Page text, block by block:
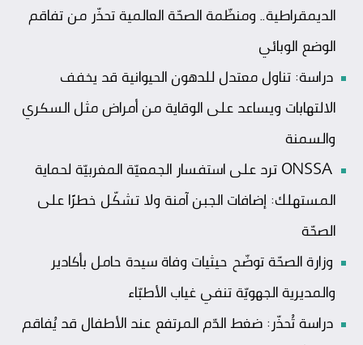
الديمقراطية.. ومنظّمة الصحّة العالمية تحذّر من تفاقم
الوضع الوبائي
دراسة: تناول معتدل للدهون الحيوانية قد يخفف
الالتهابات ويساعد على الوقاية من أمراض مثل السكري
والسمنة
ONSSA ترد على استفسار الجمعيّة المغربيّة لحماية
المستهلك: إضافات الجبن آمنة ولا تشكّل خطرًا على
الصحّة
وزارة الصحّة توضّح حيثيات وفاة سيدة حامل بأكادير
والمديرية الجهويّة تنفي غياب الأطبّاء
دراسة تُحذّر: ضغط الدّم المرتفع عند الأطفال قد يُفاقم